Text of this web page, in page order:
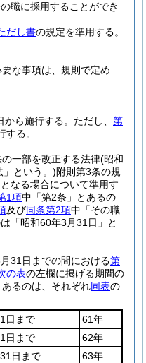
職に採用することができ
だし書の規定を準用する。
な事項は、規則で定め
ら施行する。 ただし、 第
る。
一部を改正する法律(昭和
」という。)附則第3条の規
なる場合について準用す
1項中「第2条」とあるの
及び同条第2項中「その職
「昭和60年3月31日」と
31日までの間における第
の表の左欄に掲げる期間の
るのは、それぞれ同表の
日まで
61年
日まで
62年
日まで
63年